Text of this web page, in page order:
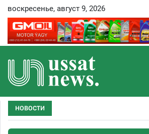
воскресенье, август 9, 2026
НОВОСТИ